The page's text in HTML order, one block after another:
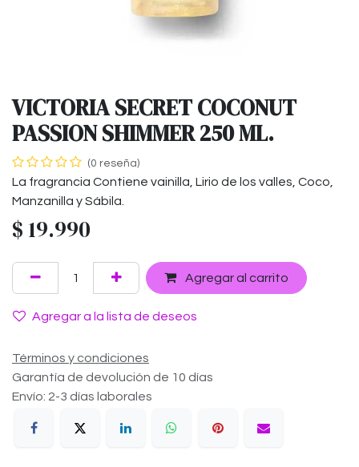
VICTORIA SECRET COCONUT
PASSION SHIMMER 250 ML.
(0 reseña)
La fragrancia Contiene vainilla, Lirio de los valles, Coco,
Manzanilla y Sábila.
$ 19.990
Agregar al carrito
Agregar a la lista de deseos
Términos y condiciones
Garantía de devolución de 10 días
Envío: 2-3 días laborales